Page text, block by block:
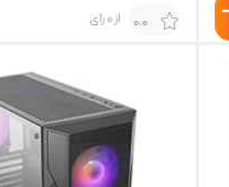
0.0 از 0 رای